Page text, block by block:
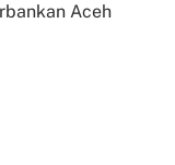
Aceh